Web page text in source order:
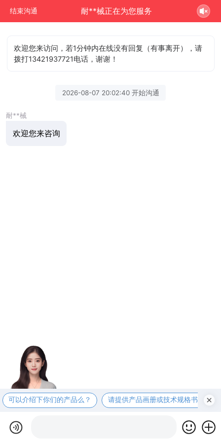
结束沟通 耐**械正在为您服务
欢迎您来访问，若1分钟内在线没有回复（有事离开），请
拨打13421937721电话，谢谢！
2026-08-07 20:02:40 开始沟通
耐**械
欢迎您来咨询
可以介绍下你们的产品么？ 请提供产品画册或技术规格书？